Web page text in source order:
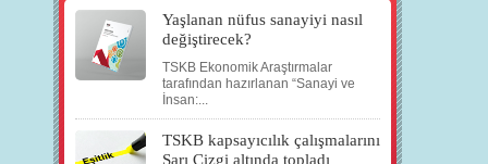
Yaşlanan nüfus sanayiyi nasıl
değiştirecek?
TSKB Ekonomik Araştırmalar
tarafından hazırlanan “Sanayi ve
İnsan:...
TSKB kapsayıcılık çalışmalarını
Sarı Çizgi altında topladı